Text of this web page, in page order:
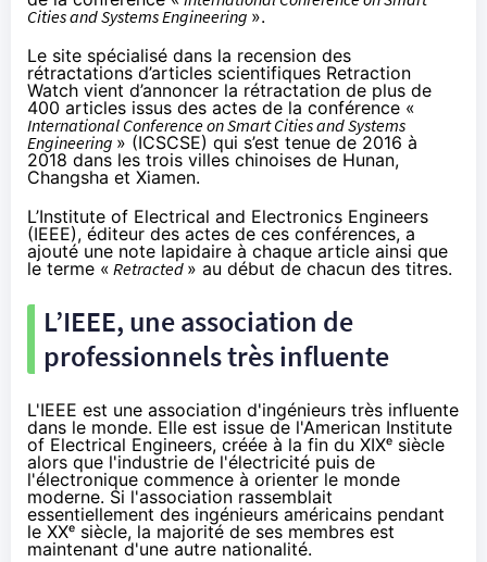
Cities and Systems Engineering ».
Le site spécialisé dans la recension des
rétractations d’articles scientifiques Retraction
Watch vient d’annoncer la rétractation de plus de
400 articles issus des actes de la conférence «
International Conference on Smart Cities and Systems
Engineering » (ICSCSE) qui s’est tenue de 2016 à
2018 dans les trois villes chinoises de Hunan,
Changsha et Xiamen.
L’Institute of Electrical and Electronics Engineers
(IEEE), éditeur des actes de ces conférences, a
ajouté une note lapidaire à chaque article ainsi que
le terme « Retracted » au début de chacun des titres.
L’IEEE, une association de
professionnels très influente
L'IEEE est une association d'ingénieurs très influente
dans le monde. Elle est issue de l'American Institute
of Electrical Engineers, créée à la fin du XIXᵉ siècle
alors que l'industrie de l'électricité puis de
l'électronique commence à orienter le monde
moderne. Si l'association rassemblait
essentiellement des ingénieurs américains pendant
le XXᵉ siècle, la majorité de ses membres est
maintenant d'une autre nationalité.